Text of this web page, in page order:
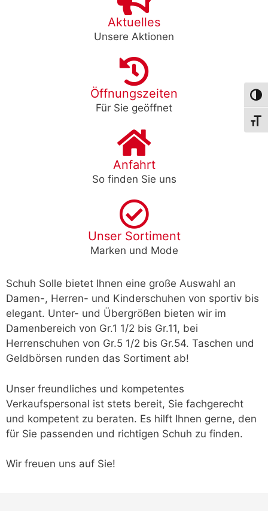
Aktuelles
Unsere Aktionen
Öffnungszeiten
Für Sie geöffnet
Anfahrt
So finden Sie uns
Unser Sortiment
Marken und Mode
Schuh Solle bietet Ihnen eine große Auswahl an
Damen-, Herren- und Kinderschuhen von sportiv bis
elegant. Unter- und Übergrößen bieten wir im
Damenbereich von Gr.1 1/2 bis Gr.11, bei
Herrenschuhen von Gr.5 1/2 bis Gr.54. Taschen und
Geldbörsen runden das Sortiment ab!
Unser freundliches und kompetentes
Verkaufspersonal ist stets bereit, Sie fachgerecht
und kompetent zu beraten. Es hilft Ihnen gerne, den
für Sie passenden und richtigen Schuh zu finden.
Wir freuen uns auf Sie!